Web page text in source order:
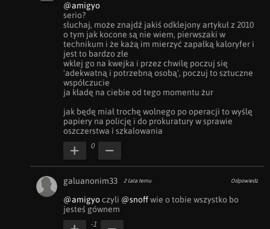
@amigyo
serio?
słuchaj, może znajdź jakiś odklejony artykuł z 2010
o tym jak kocone są nie wiem, pierwszaki w
technikum i że każą im mierzyć zapałką kaloryfer i
jest to bardzo złe
wklej go na kwejka i przez chwilę poczuj się
'adekwatną i potrzebną osobą', poczuj to sztuczne
współczucie
ja kładę na ciebie od tego momentu żur
jak będę miał trochę wolnego po operacji to wyślę
papiery na policję i do prokuratury w sprawie
oszczerstwa i szkalowania
0
galuanonim33 2 lata temu Odpowiedz
@amigyo czyli @snoff wie o tobie wszystko bo
jesteś gównem
-1